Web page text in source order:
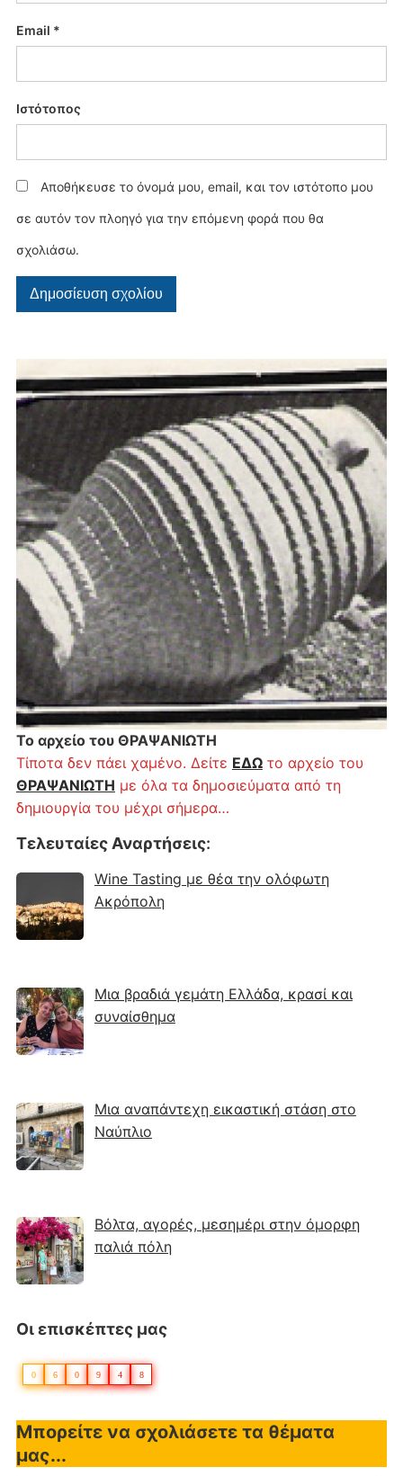
Το αρχείο του ΘΡΑΨΑΝΙΩΤΗ
Τίποτα δεν πάει χαμένο. Δείτε ΕΔΩτο αρχείο του
ΘΡΑΨΑΝΙΩΤΗ με όλα τα δημοσιεύματα από τη
δημιουργία του μέχρι σήμερα…
Τελευταίες Αναρτήσεις:
Wine Tasting με θέα την ολόφωτη
Ακρόπολη
Μια βραδιά γεμάτη Ελλάδα, κρασί και
συναίσθημα
Μια αναπάντεχη εικαστική στάση στο
Ναύπλιο
Βόλτα, αγορές, μεσημέρι στην όμορφη
παλιά πόλη
Οι επισκέπτες μας
0 6 0 9 4 8
Μπορείτε να σχολιάσετε τα θέματα
μας...
Email *
Ιστότοπος
Αποθήκευσε το όνομά μου, email, και τον ιστότοπο μου
σε αυτόν τον πλοηγό για την επόμενη φορά που θα
σχολιάσω.